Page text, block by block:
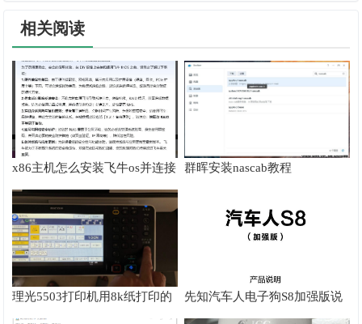
相关阅读
x86主机怎么安装飞牛os并连接
到群晖nas
群晖安装nascab教程
理光5503打印机用8k纸打印的
方法
先知汽车人电子狗S8加强版说
明书使用教程